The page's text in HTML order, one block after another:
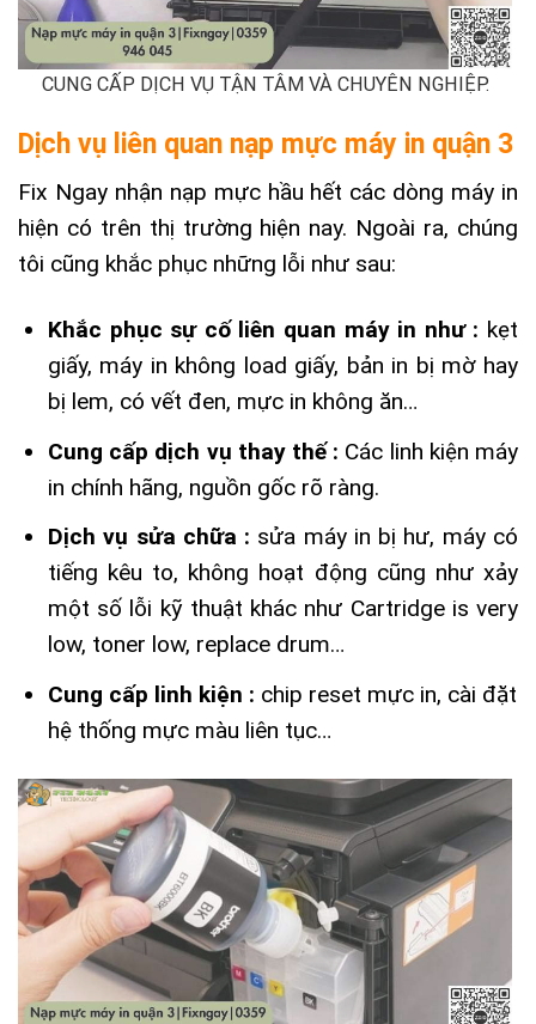
CUNG CẤP DỊCH VỤ TẬN TÂM VÀ CHUYÊN NGHIỆP.
Dịch vụ liên quan nạp mực máy in quận 3
Fix Ngay nhận nạp mực hầu hết các dòng máy in
hiện có trên thị trường hiện nay. Ngoài ra, chúng
tôi cũng khắc phục những lỗi như sau:
Khắc phục sự cố liên quan máy in như : kẹt
giấy, máy in không load giấy, bản in bị mờ hay
bị lem, có vết đen, mực in không ăn…
Cung cấp dịch vụ thay thế : Các linh kiện máy
in chính hãng, nguồn gốc rõ ràng.
Dịch vụ sửa chữa : sửa máy in bị hư, máy có
tiếng kêu to, không hoạt động cũng như xảy
một số lỗi kỹ thuật khác như Cartridge is very
low, toner low, replace drum…
Cung cấp linh kiện : chip reset mực in, cài đặt
hệ thống mực màu liên tục…